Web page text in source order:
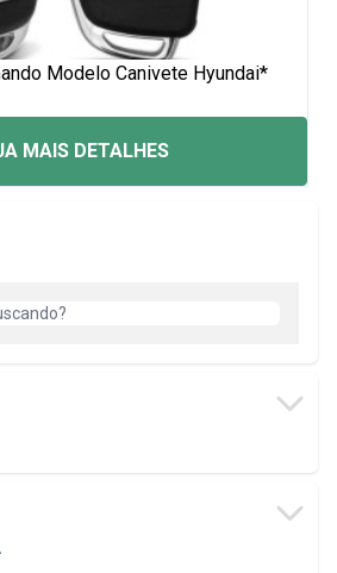
Modelo Canivete Hyundai*
MAIS DETALHES